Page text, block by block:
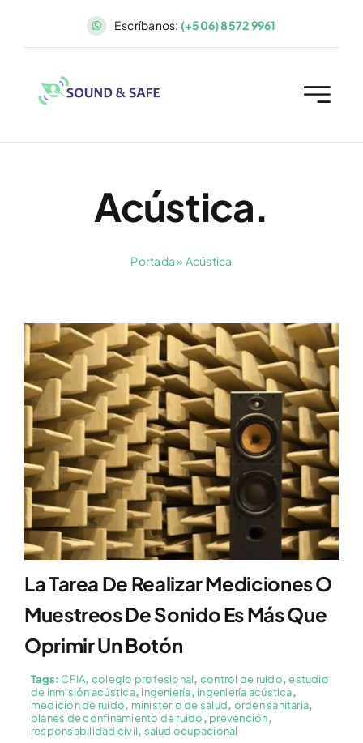
Escríbanos: (+506) 8572 9961
Acústica.
Portada» Acústica
La Tarea De Realizar Mediciones O
Muestreos De Sonido Es Más Que
Oprimir Un Botón
Tags: CFIA, colegio profesional, control de ruido,estudio
de inmisión acústica, ingeniería, ingeniería acústica,
medición de ruido, ministerio de salud, orden sanitaria,
planes de confinamiento de ruido, prevención,
responsabilidad civil, salud ocupacional